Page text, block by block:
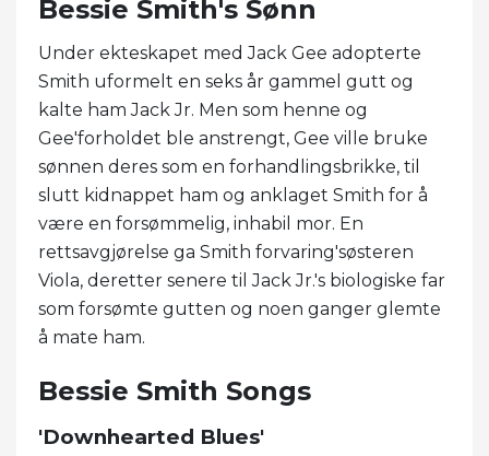
Bessie Smith's Sønn
Under ekteskapet med Jack Gee adopterte
Smith uformelt en seks år gammel gutt og
kalte ham Jack Jr. Men som henne og
Gee'forholdet ble anstrengt, Gee ville bruke
sønnen deres som en forhandlingsbrikke, til
slutt kidnappet ham og anklaget Smith for å
være en forsømmelig, inhabil mor. En
rettsavgjørelse ga Smith forvaring'søsteren
Viola, deretter senere til Jack Jr.'s biologiske far
som forsømte gutten og noen ganger glemte
å mate ham.
Bessie Smith Songs
'Downhearted Blues'